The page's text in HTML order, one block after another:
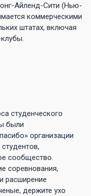
Айленд-Сити (Нью-
коммерческими
штатах, включая
студенческого
были
организации
сообщество.
соревнования,
расширение
держите ухо